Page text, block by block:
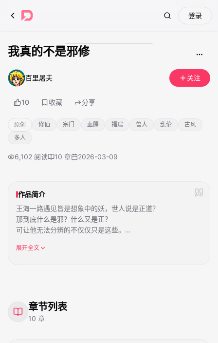
Search登录
我真的不是邪修
百里屠夫 关注
10 收藏 分享
原创 修仙 宗门 血腥 福瑞 兽人 乱伦
古风
多人
6,102 阅读 10 章 2026-03-09
作品简介
王海一路遇见皆是想象中的妖，世人说是正道？
那到底什么是邪？什么又是正？
可让他无法分辨的不仅仅只是这些。
展开全文
章节列表
10 章